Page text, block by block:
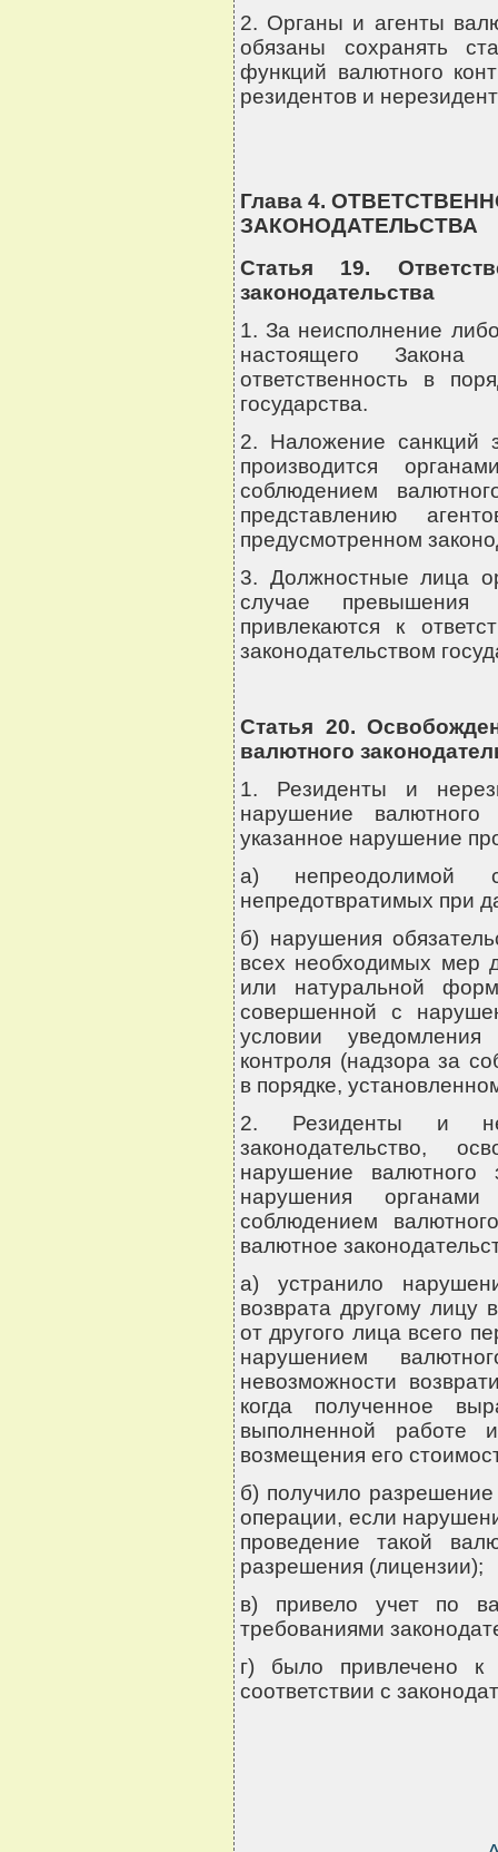
2. Органы и агенты
обязаны сохранять
функций валютного
резидентов и
Глава 4.
ЗАКОНОДАТЕЛЬСТВА
Статья 19.
законодательства
1. За неисполнение
настоящего
ответственность в
государства.
2. Наложение санкций
производится
соблюдением
представлению
предусмотренном
3. Должностные лица
случае
привлекаются к
законодательством
Статья 20.
валютного
1. Резиденты и
нарушение валютного
указанное нарушение
а)
непредотвратимых при
б) нарушения
всех необходимых мер
или натуральной
совершенной с
условии уведомления
контроля (надзора за
в порядке,
2. Резиденты и
законодательство,
нарушение валютного
нарушения
соблюдением
валютное
а) устранило
возврата другому лицу
от другого лица всего
нарушением
невозможности
когда полученное
выполненной работе
возмещения его
б) получило
операции, если
проведение такой
разрешения (лицензии);
в) привело учет по
требованиями
г) было привлечено к
соответствии с